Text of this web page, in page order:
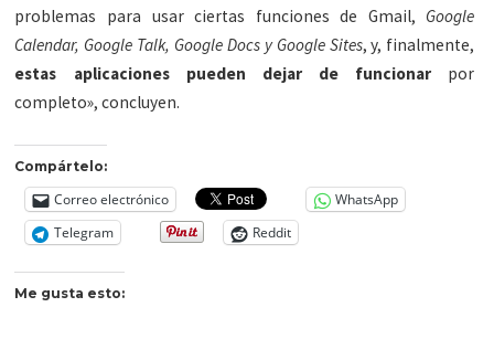
problemas para usar ciertas funciones de Gmail, Google
Calendar, Google Talk, Google Docs y Google Sites, y, finalmente,
estas aplicaciones pueden dejar de funcionar por
completo», concluyen.
Compártelo:
Correo electrónico
WhatsApp
Telegram
Reddit
Me gusta esto: